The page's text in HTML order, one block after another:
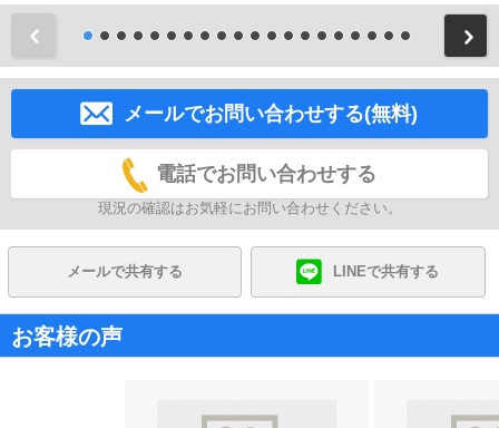
メールでお問い合わせする(無料)
電話でお問い合わせする
現況の確認はお気軽にお問い合わせください。
メールで共有する LINEで共有する
お客様の声